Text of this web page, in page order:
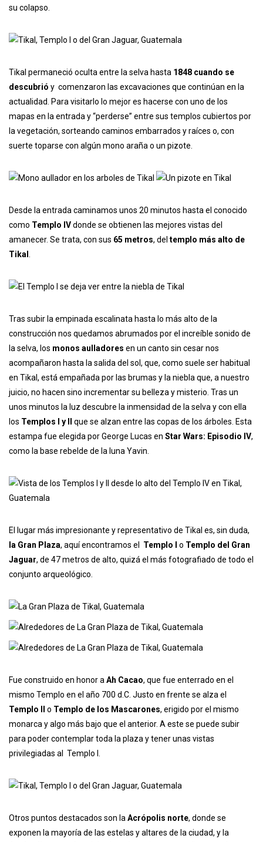
su colapso.
Tikal permaneció oculta entre la selva hasta 1848 cuando se
descubrió y comenzaron las excavaciones que continúan en la
actualidad. Para visitarlo lo mejor es hacerse con uno de los
mapas en la entrada y “perderse” entre sus templos cubiertos por
la vegetación, sorteando caminos embarrados y raíces o, con
suerte toparse con algún mono araña o un pizote.
Desde la entrada caminamos unos 20 minutos hasta el conocido
como Templo IVdonde se obtienen las mejores vistas del
amanecer. Se trata, con sus 65 metros, del templo más alto de
Tikal
Tras subir la empinada escalinata hasta lo más alto de la
construcción nos quedamos abrumados por el increíble sonido de
la selva, los monos aulladores en un canto sin cesar nos
acompañaron hasta la salida del sol, que, como suele ser habitual
en Tikal, está empañada por las brumas y la niebla que, a nuestro
juicio, no hacen sino incrementar su belleza y misterio. Tras un
unos minutos la luz descubre la inmensidad de la selva y con ella
los Templos I y II
que se alzan entre las copas de los árboles. Esta
estampa fue elegida por George Lucas en Star Wars: Episodio IV,
como la base rebelde de la luna Yavin.
El lugar más impresionante y representativo de Tikal es, sin duda,
la Gran Plaza, aquí encontramos el Templo I o Templo del Gran
Jaguar, de 47 metros de alto, quizá el más fotografiado de todo el
conjunto arqueológico.
Fue construido en honor a Ah Cacao, que fue enterrado en el
mismo Templo en el año 700 d.C. Justo en frente se alza el
Templo II
o Templo de los Mascarones, erigido por el mismo
monarca y algo más bajo que el anterior. A este se puede subir
para poder contemplar toda la plaza y tener unas vistas
privilegiadas al Templo I.
Otros puntos destacados son la Acrópolis norte, donde se
exponen la mayoría de las estelas y altares de la ciudad, y la